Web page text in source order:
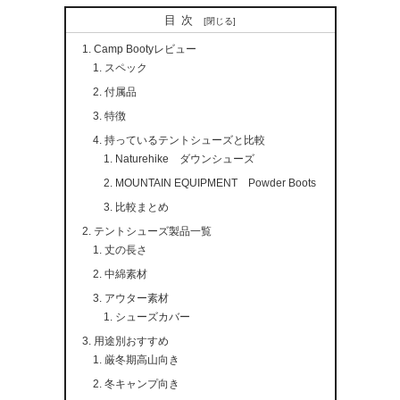
目次
Camp Bootyレビュー
スペック
付属品
特徴
持っているテントシューズと比較
Naturehike ダウンシューズ
MOUNTAIN EQUIPMENT Powder Boots
比較まとめ
テントシューズ製品一覧
丈の長さ
中綿素材
アウター素材
シューズカバー
用途別おすすめ
厳冬期高山向き
冬キャンプ向き